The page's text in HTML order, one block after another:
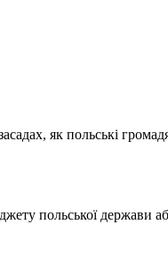
як польські
польської держави